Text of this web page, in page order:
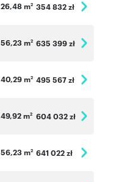
26,48 m2 354 832 zł
56,23 m2 635 399 zł
40,29 m2 495 567 zł
49,92 m2 604 032 zł
56,23 m2 641 022 zł